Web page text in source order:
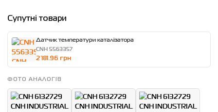
Супутні товари
Датчик температури каталізатора
CNH 5563357
2 181.96 грн
ФОТО АНАЛОГІВ